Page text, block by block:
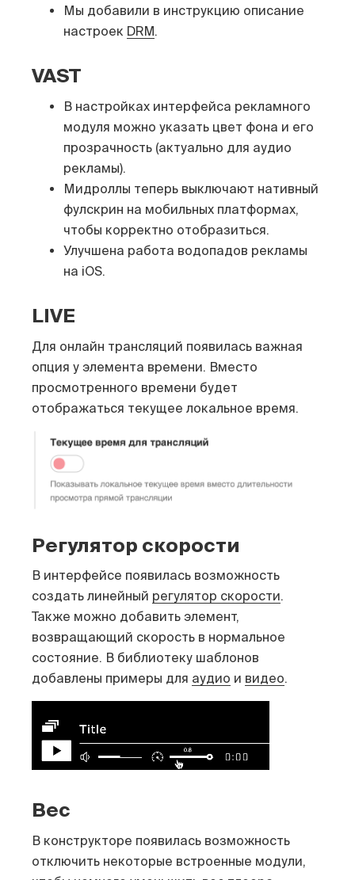
Мы добавили в инструкцию описание
настроек DRM.
VAST
В настройках интерфейса рекламного
модуля можно указать цвет фона и его
прозрачность (актуально для аудио
рекламы).
Мидроллы теперь выключают нативный
фулскрин на мобильных платформах,
чтобы корректно отобразиться.
Улучшена работа водопадов рекламы
на iOS.
LIVE
Для онлайн трансляций появилась важная
опция у элемента времени. Вместо
просмотренного времени будет
отображаться текущее локальное время.
Регулятор скорости
В интерфейсе появилась возможность
создать линейный регулятор скорости.
Также можно добавить элемент,
возвращающий скорость в нормальное
состояние. В библиотеку шаблонов
добавлены примеры для аудио и видео.
Вес
В конструкторе появилась возможность
отключить некоторые встроенные модули,